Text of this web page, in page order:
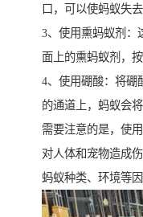
口，可以使蚂蚁失
3、使用熏蚂蚁剂：
面上的熏蚂蚁剂，
4、使用硼酸：将硼
的通道上，蚂蚁会
需要注意的是，使
对人体和宠物造成
蚂蚁种类、环境等